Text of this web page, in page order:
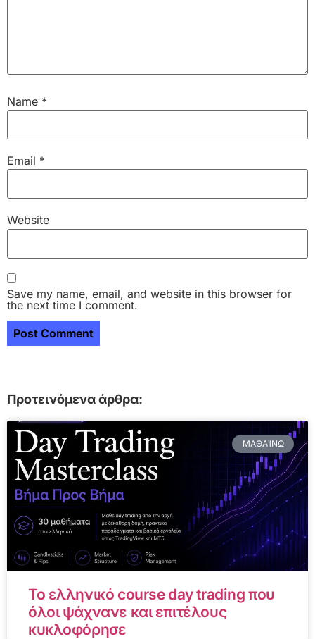
Name *
Email *
Website
Save my name, email, and website in this browser for
the next time I comment.
Προτεινόμενα άρθρα:
ΜΑΘΑΊΝΩ
Το ελληνικό course day trading που
όλοι ψάχνανε και επιτέλους
κυκλοφόρησε